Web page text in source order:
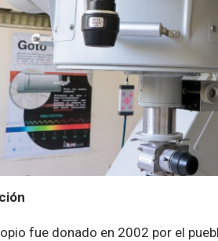
fue donado en 2002 por el